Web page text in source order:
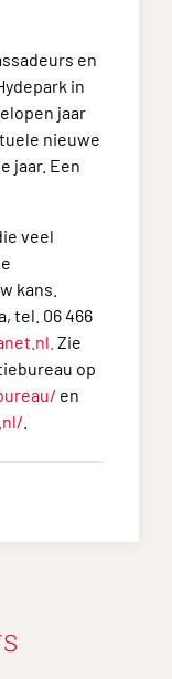
en
in
jaar
nieuwe
jaar. Een
veel
kans.
tel. 06 466
Zie
op
en